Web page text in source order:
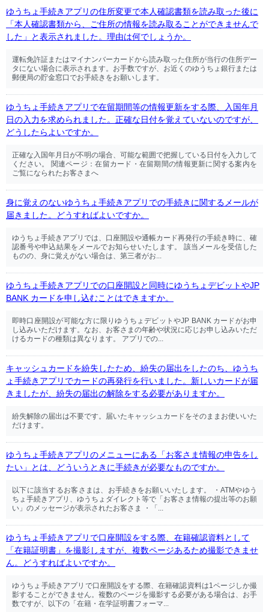
ゆうちょ手続きアプリの住所変更で本人確認書類を読み取った後に
「本人確認書類から、ご住所の情報を読み取ることができませんで
した」と表示されました。理由は何でしょうか。
運転免許証またはマイナンバーカードから読み取った住所が当行の住所デー
タにない場合に表示されます。お手数ですが、お近くのゆうちょ銀行または
郵便局の貯金窓口でお手続きをお願いします。
ゆうちょ手続きアプリで在留期間等の情報更新をする際、入国年月
日の入力を求められました。正確な日付を覚えていないのですが、
どうしたらよいですか。
正確な入国年月日が不明の場合、可能な範囲で把握している日付を入力して
ください。 関連ページ：在留カード・在留期間の情報更新に関する案内を
ご覧になられたお客さまへ
身に覚えのないゆうちょ手続きアプリでの手続きに関するメールが
届きました。どうすればよいですか。
ゆうちょ手続きアプリでは、口座開設や通帳カード再発行の手続き時に、確
認番号や申込結果をメールでお知らせいたします。 該当メールを受信した
ものの、身に覚えがない場合は、第三者がお...
ゆうちょ手続きアプリでの口座開設と同時にゆうちょデビットやJP
BANK カードを申し込むことはできますか。
即時口座開設が可能な方に限りゆうちょデビットやJP BANK カードがお申
し込みいただけます。なお、お客さまの年齢や状況に応じお申し込みいただ
けるカードの種類は異なります。 アプリでの...
キャッシュカードを紛失したため、紛失の届出をしたのち、ゆうち
ょ手続きアプリでカードの再発行を行いました。新しいカードが届
きましたが、紛失の届出の解除をする必要がありますか。
紛失解除の届出は不要です。届いたキャッシュカードをそのままお使いいた
だけます。
ゆうちょ手続きアプリのメニューにある「お客さま情報の申告をし
たい」とは、どういうときに手続きが必要なものですか。
以下に該当するお客さまは、お手続きをお願いいたします。 ・ATMやゆう
ちょ手続きアプリ、ゆうちょダイレクト等で「お客さま情報の提出等のお願
い」のメッセージが表示されたお客さま ・「...
ゆうちょ手続きアプリで口座開設をする際、在籍確認資料として
「在籍証明書」を撮影しますが、複数ページあるため撮影できませ
ん。どうすればよいですか。
ゆうちょ手続きアプリで口座開設をする際、在籍確認資料は1ページしか撮
影することができません。複数のページを撮影する必要がある場合は、お手
数ですが、以下の「在籍・在学証明書フォーマ...